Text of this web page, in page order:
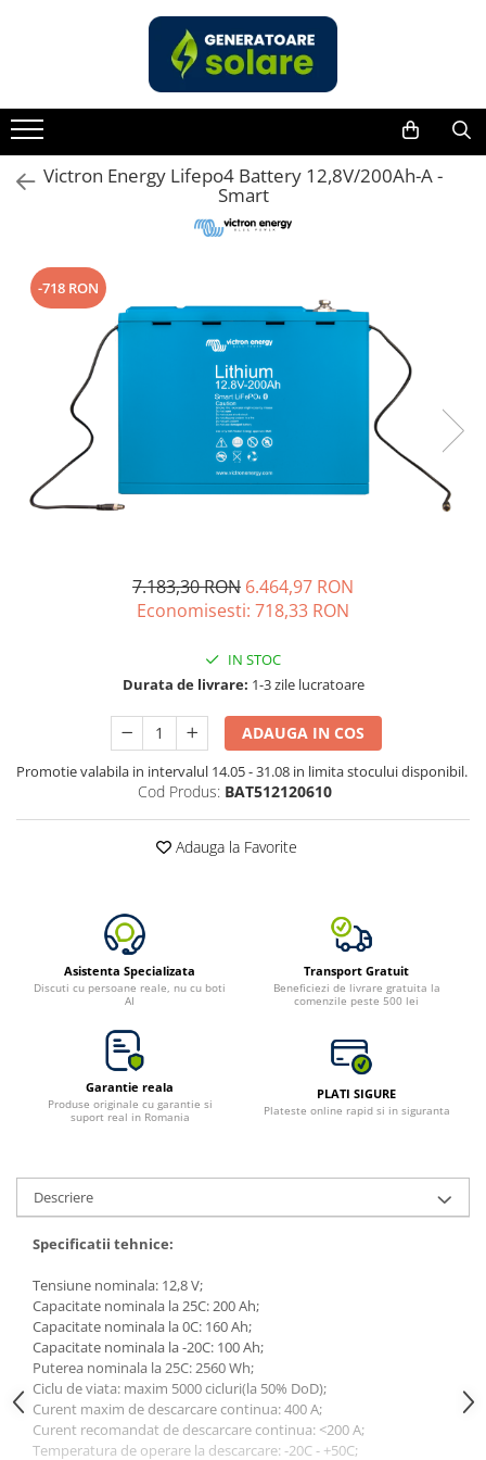
Acasa
Statii de Alimentare Portabile
Cauta dupa capacitate
Intre 2000-3000W
Peste 3000W
Cauta dupa marca
Vezi toate statiile
Cauta dupa capacitate
Intre 2000-3000W
Cauta dupa marca
Bluetti
Anker
Panouri Solare Pliabile
Cauta dupa marca
Pecron
Kituri solare pentru balcon
Frigidere Portabile
Componente Fotovoltaice
Incarcatoare solare MPPT
Incarcatoare solare PWM
Interfete si cabluri
Cabluri panouri fotovoltaice
Cabluri pentru echipamente
fotovoltaice
Victron Energy Lifepo4 Battery 12,8V/200Ah-A -
Smart
-718 RON
7.183,30 RON 6.464,97 RON
Economisesti: 718,33 RON
IN STOC
Durata de livrare: 1-3 zile lucratoare
ADAUGA IN COS
Promotie valabila in intervalul 14.05 - 31.08 in limita stocului disponibil.
Cod Produs: BAT512120610
Adauga la Favorite
Asistenta Specializata
Discuti cu persoane reale, nu cu boti
AI
Transport Gratuit
Beneficiezi de livrare gratuita la
comenzile peste 500 lei
Garantie reala
Produse originale cu garantie si
suport real in Romania
PLATI SIGURE
Plateste online rapid si in siguranta
Descriere
Specificatii tehnice:
Tensiune nominala: 12,8 V;
Capacitate nominala la 25C: 200 Ah;
Capacitate nominala la 0C: 160 Ah;
Capacitate nominala la -20C: 100 Ah;
Puterea nominala la 25C: 2560 Wh;
Ciclu de viata: maxim 5000 cicluri(la 50% DoD);
Curent maxim de descarcare continua: 400 A;
Curent recomandat de descarcare continua: <200 A;
Temperatura de operare la descarcare: -20C - +50C;